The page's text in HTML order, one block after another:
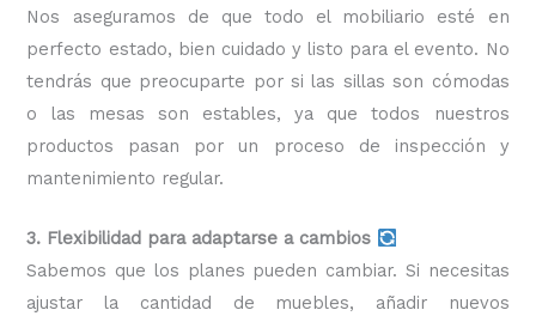
Nos aseguramos de que todo el mobiliario esté en
perfecto estado, bien cuidado y listo para el evento. No
tendrás que preocuparte por si las sillas son cómodas
o las mesas son estables, ya que todos nuestros
productos pasan por un proceso de inspección y
mantenimiento regular.
3. Flexibilidad para adaptarse a cambios
Sabemos que los planes pueden cambiar. Si necesitas
ajustar la cantidad de muebles, añadir nuevos